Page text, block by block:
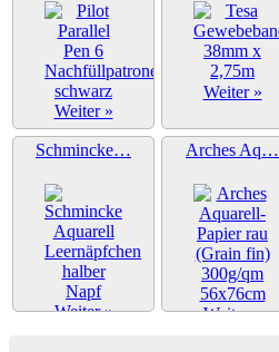
Weiter »
Weiter »
Schmincke…
Weiter »
Arches Aq…
Weiter »